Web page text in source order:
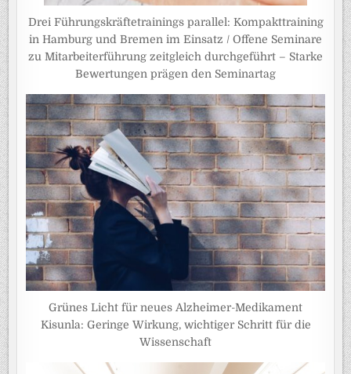
Drei Führungskräftetrainings parallel: Kompakttraining
in Hamburg und Bremen im Einsatz / Offene Seminare
zu Mitarbeiterführung zeitgleich durchgeführt – Starke
Bewertungen prägen den Seminartag
Grünes Licht für neues Alzheimer-Medikament
Kisunla: Geringe Wirkung, wichtiger Schritt für die
Wissenschaft